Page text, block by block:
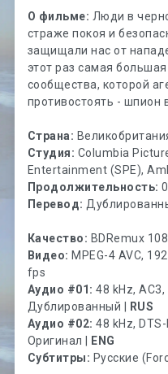
О фильме: Люди в
страже покоя и
защищали нас от
этот раз самая
сообщества, которой
противостоять - шпион
Страна:
Студия: Columbia
Entertainment (SPE),
Продолжительность:
Перевод:
Качество: BDRemux
Видео: MPEG-4 AVC,
fps
Аудио #01: 48 kHz, AC3,
Дублированный | RUS
Аудио #02: 48 kHz,
Оригинал | ENG
Субтитры: Русские